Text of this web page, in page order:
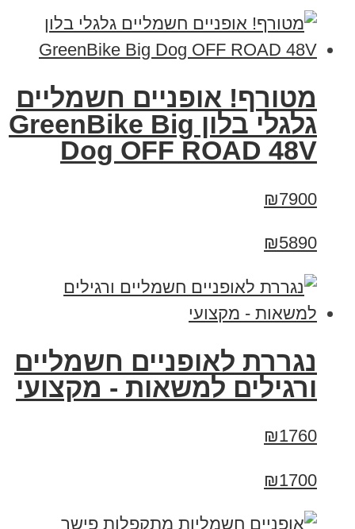
מטורף! אופניים חשמליים
גלגלי בלון GreenBike Big
Dog OFF ROAD 48V
₪7900
₪5890
נגררת לאופניים חשמליים
ורגילים למשאות - מקצועי
₪1760
₪1700